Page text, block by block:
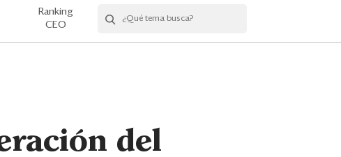
Ranking
CEO
del